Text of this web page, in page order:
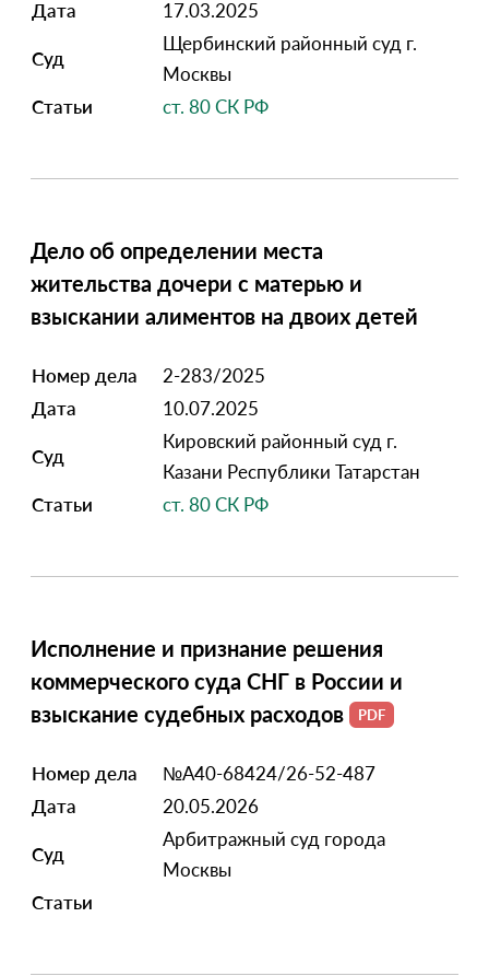
Дата
17.03.2025
Суд
Щербинский районный суд г.
Москвы
Статьи
ст. 80 СК РФ
Дело об определении места
жительства дочери с матерью и
взыскании алиментов на двоих детей
Номер дела
2-283/2025
Дата
10.07.2025
Суд
Кировский районный суд г.
Казани Республики Татарстан
Статьи
ст. 80 СК РФ
Исполнение и признание решения
коммерческого суда СНГ в России и
взыскание судебных расходов
Номер дела
№А40-68424/26-52-487
Дата
20.05.2026
Суд
Арбитражный суд города
Москвы
Статьи